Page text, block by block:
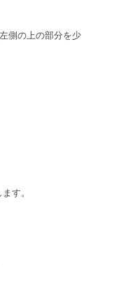
側の上の部分を少
す。